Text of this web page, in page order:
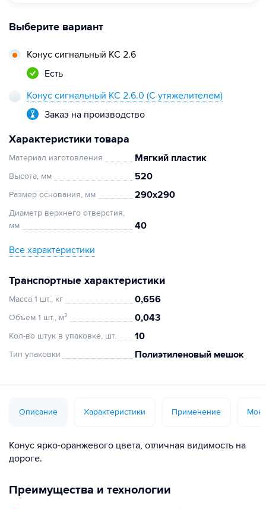
Выберите вариант
Конус сигнальный КС 2.6
Есть
Конус сигнальный КС 2.6.0 (С утяжелителем)
Заказ на производство
Характеристики товара
Материал изготовления Мягкий пластик
Высота, мм 520
Размер основания, мм 290х290
Диаметр верхнего отверстия,
мм
40
Все характеристики
Транспортные характеристики
Масса 1 шт., кг 0,656
Объем 1 шт., м³ 0,043
Кол-во штук в упаковке, шт. 10
Тип упаковки Полиэтиленовый мешок
Описание Характеристики Применение
Конус ярко-оранжевого цвета, отличная видимость на
дороге.
Преимущества и технологии